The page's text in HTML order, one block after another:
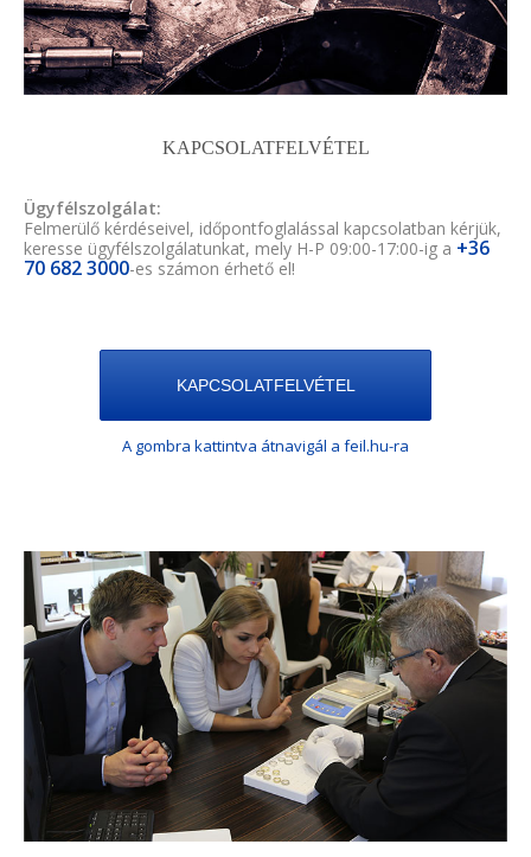
KAPCSOLATFELVÉTEL
Ügyfélszolgálat:
Felmerülő kérdéseivel, időpontfoglalással kapcsolatban kérjük,
keresse ügyfélszolgálatunkat, mely H-P 09:00-17:00-ig a +36
70 682 3000-es számon érhető el!
KAPCSOLATFELVÉTEL
A gombra kattintva átnavigál a feil.hu-ra